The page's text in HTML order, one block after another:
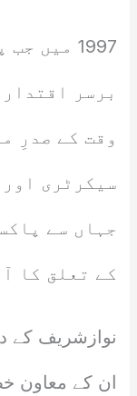
1997 میں
برسر
وقت کے صدرِ
سیکرٹری
جہاں سے
کے تعلق کا
نوازشریف کے
ان کے معاون